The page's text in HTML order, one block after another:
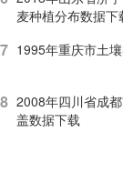
麦种植分布数据下
7 1995年重庆市土
8 2008年四川省成
盖数据下载